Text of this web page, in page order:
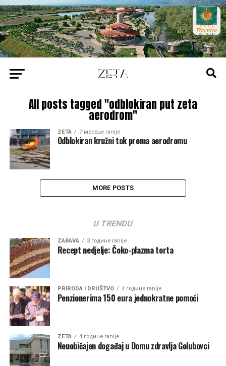
All posts tagged "odblokiran put zeta
aerodrom"
ZETA 7 месеци ranije
Odblokiran kružni tok prema aerodromu
MORE POSTS
U TRENDU
ZABAVA 3 године ranije
Recept nedjelje: Čoko-plazma torta
PRIRODA I DRUŠTVO 4 године ranije
Penzionerima 150 eura jednokratne pomoći
ZETA 4 године ranije
Neuobičajen događaj u Domu zdravlja Golubovci